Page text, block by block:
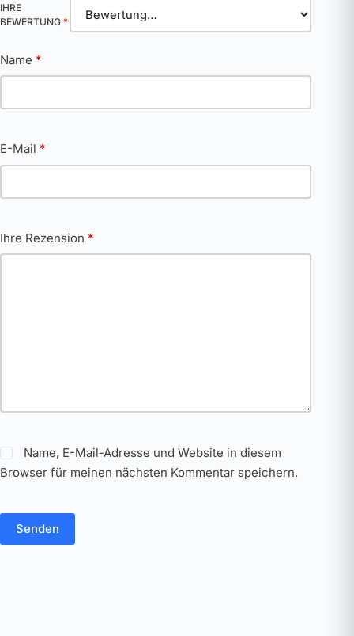
IHRE
BEWERTUNG *
Name *
E-Mail *
Ihre Rezension *
Name, E-Mail-Adresse und Website in diesem
Browser für meinen nächsten Kommentar speichern.
Senden